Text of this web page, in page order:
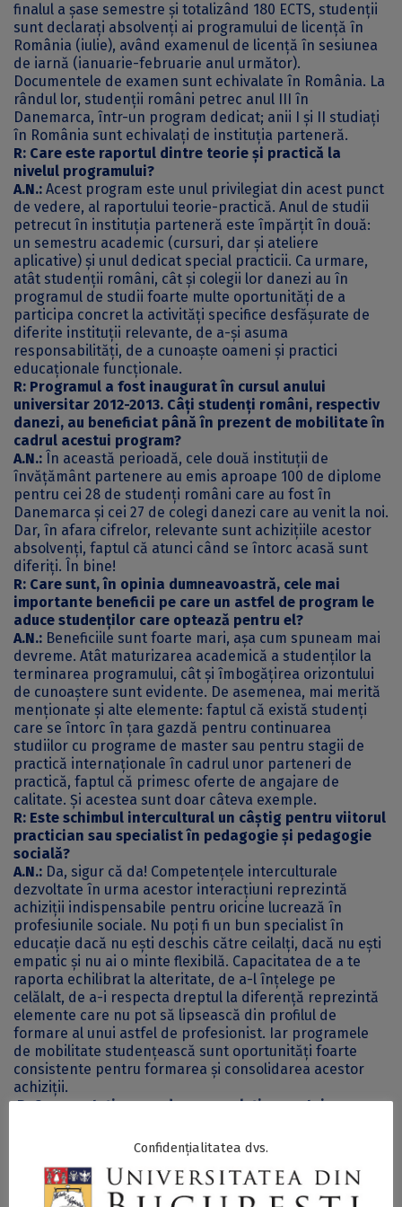
finalul a șase semestre și totalizând 180 ECTS, studenții
sunt declarați absolvenți ai programului de licență în
România (iulie), având examenul de licență în sesiunea
de iarnă (ianuarie-februarie anul următor).
Documentele de examen sunt echivalate în România. La
rândul lor, studenții români petrec anul III în
Danemarca, într-un program dedicat; anii I și II studiați
în România sunt echivalați de instituția parteneră.
R: Care este raportul dintre teorie și practică la
nivelul programului?
A.N.: Acest program este unul privilegiat din acest punct
de vedere, al raportului teorie-practică. Anul de studii
petrecut în instituția parteneră este împărțit în două:
un semestru academic (cursuri, dar și ateliere
aplicative) și unul dedicat special practicii. Ca urmare,
atât studenții români, cât și colegii lor danezi au în
programul de studii foarte multe oportunități de a
participa concret la activități specifice desfășurate de
diferite instituții relevante, de a-și asuma
responsabilități, de a cunoaște oameni și practici
educaționale funcționale.
R: Programul a fost inaugurat în cursul anului
universitar 2012-2013. Câți studenți români, respectiv
danezi, au beneficiat până în prezent de mobilitate în
cadrul acestui program?
A.N.: În această perioadă, cele două instituții de
învățământ partenere au emis aproape 100 de diplome
pentru cei 28 de studenți români care au fost în
Danemarca și cei 27 de colegi danezi care au venit la noi.
Dar, în afara cifrelor, relevante sunt achizițiile acestor
absolvenți, faptul că atunci când se întorc acasă sunt
diferiți. În bine!
R: Care sunt, în opinia dumneavoastră, cele mai
importante beneficii pe care un astfel de program le
aduce studenților care optează pentru el?
A.N.: Beneficiile sunt foarte mari, așa cum spuneam mai
devreme. Atât maturizarea academică a studenților la
terminarea programului, cât și îmbogățirea orizontului
de cunoaștere sunt evidente. De asemenea, mai merită
menționate și alte elemente: faptul că există studenți
care se întorc în țara gazdă pentru continuarea
studiilor cu programe de master sau pentru stagii de
practică internaționale în cadrul unor parteneri de
practică, faptul că primesc oferte de angajare de
calitate. Și acestea sunt doar câteva exemple.
R: Este schimbul intercultural un câștig pentru viitorul
practician sau specialist în pedagogie și pedagogie
socială?
A.N.: Da, sigur că da! Competențele interculturale
dezvoltate în urma acestor interacțiuni reprezintă
achiziții indispensabile pentru oricine lucrează în
profesiunile sociale. Nu poți fi un bun specialist în
educație dacă nu ești deschis către ceilalți, dacă nu ești
empatic și nu ai o minte flexibilă. Capacitatea de a te
raporta echilibrat la alteritate, de a-l înțelege pe
celălalt, de a-i respecta dreptul la diferență reprezintă
elemente care nu pot să lipsească din profilul de
formare al unui astfel de profesionist. Iar programele
de mobilitate studențească sunt oportunități foarte
consistente pentru formarea și consolidarea acestor
achiziții.
R: Ce ne puteți spune despre evoluția acestui
considerați că ar putea fi îmbunătățit sau adăugat
acestui program pentru a-l face mai performant?
A.N.:Succesul programului este real, dovedit și
consolidat în timp. Șase generații de studenți români și
Confidențialitatea dvs.